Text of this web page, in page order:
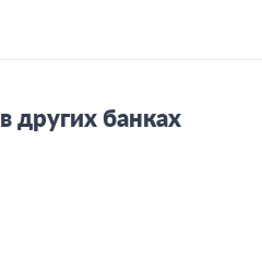
Дебетовые карты в других банках